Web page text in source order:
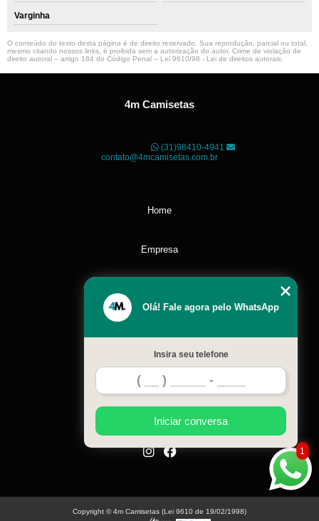
Varginha
O conteúdo do texto desta página é de direito reservado. Sua reprodução, parcial ou total,
mesmo citando nossos links, é proibida sem a autorização do autor. Crime de violação de
direito autoral – artigo 184 do Código Penal – Lei 9610/98 - Lei de direitos autorais
4m Camisetas
(31)98410-4941
contato@4mcamisetas.com.br
Home
Empresa
Contato
Mapa do site
1
Olá! Fale agora pelo WhatsApp
Insira seu telefone
Iniciar conversa
Copyright © 4m Camisetas (Lei 9610 de 19/02/1998)